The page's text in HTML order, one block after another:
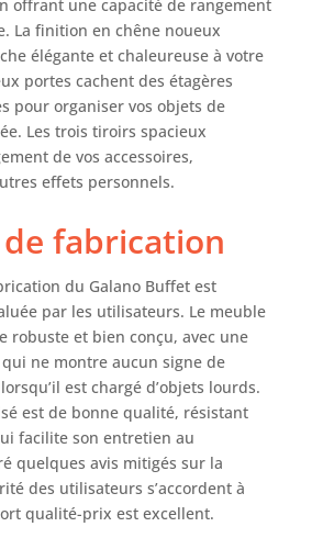
d'espace pour
répondre à tous
vos besoins. Les 2
portes avec
étagères réglables
et les 3 tiroirs
offrent des
possibilités
d'organisation
durable : Ce buffet
partir d'une
combinaison de
bois d'ingénierie
avec une belle
variation de
couleur de grain
de bois naturel,
assurant la
durabilité et la
longévité. Sécurité
garantie : Ce buffet
offrant une capacité de rangement
La finition en chêne noueux
élégante et chaleureuse à votre
portes cachent des étagères
pour organiser vos objets de
Les trois tiroirs spacieux
de vos accessoires,
effets personnels.
fabrication
du Galano Buffet est
par les utilisateurs. Le meuble
robuste et bien conçu, avec une
ne montre aucun signe de
est chargé d’objets lourds.
est de bonne qualité, résistant
facilite son entretien au
quelques avis mitigés sur la
des utilisateurs s’accordent à
qualité-prix est excellent.